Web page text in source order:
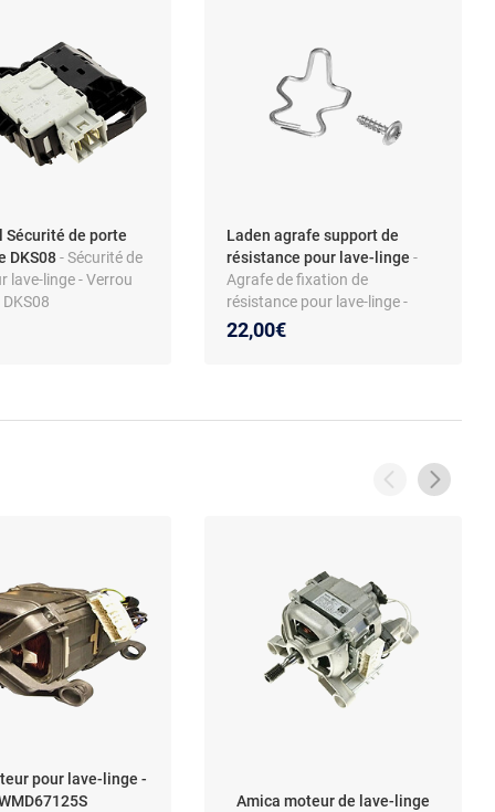
Sécurité de porte
DKS08- Sécurité de
lave-linge - Verrou
Laden agrafe support de
résistance pour lave-linge-
Agrafe de fixation de
résistance pour lave-linge -
pièce métallique - compatible
Whirlpool et autres marques
22,00€
pour lave-linge -
Amica moteur de lave-linge